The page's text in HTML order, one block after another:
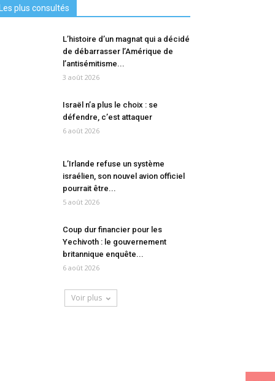
Les plus consultés
L’histoire d’un magnat qui a décidé
de débarrasser l’Amérique de
l’antisémitisme...
3 août 2026
Israël n’a plus le choix : se
défendre, c’est attaquer
6 août 2026
L’Irlande refuse un système
israélien, son nouvel avion officiel
pourrait être...
5 août 2026
Coup dur financier pour les
Yechivoth : le gouvernement
britannique enquête...
6 août 2026
Voir plus